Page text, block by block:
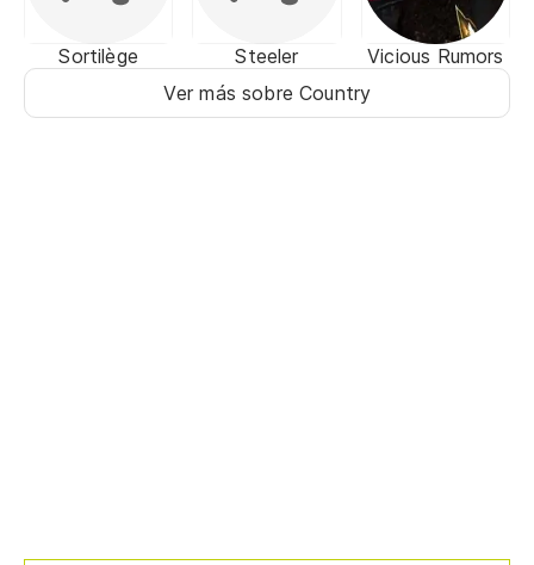
Sortilège Steeler
Vicious Rumors
Ver más sobre Country